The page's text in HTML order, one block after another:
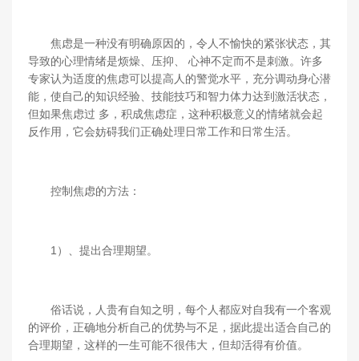
焦虑是一种没有明确原因的，令人不愉快的紧张状态，其
导致的心理情绪是烦燥、压抑、 心神不定而不是刺激。许多
专家认为适度的焦虑可以提高人的警觉水平，充分调动身心潜
能，使自己的知识经验、技能技巧和智力体力达到激活状态，
但如果焦虑过 多，积成焦虑症，这种积极意义的情绪就会起
反作用，它会妨碍我们正确处理日常工作和日常生活。
控制焦虑的方法：
1）、提出合理期望。
俗话说，人贵有自知之明，每个人都应对自我有一个客观
的评价，正确地分析自己的优势与不足，据此提出适合自己的
合理期望，这样的一生可能不很伟大，但却活得有价值。